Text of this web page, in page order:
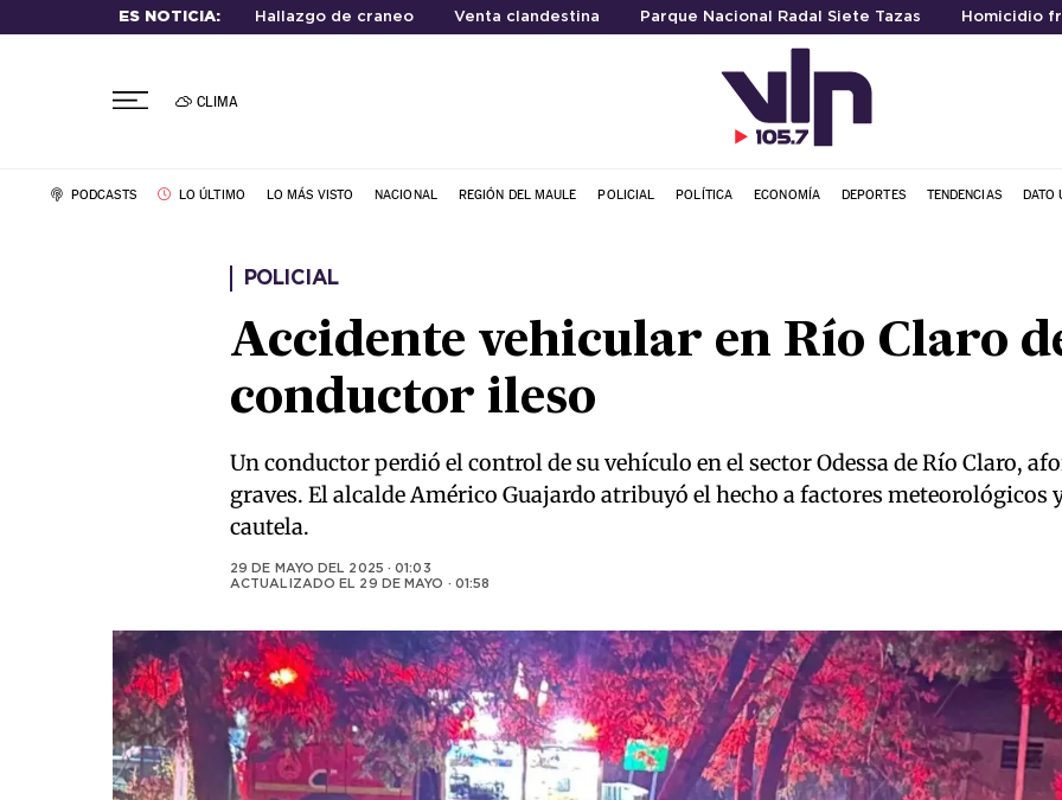
ES NOTICIA: Hallazgo de craneo Venta clandestina Parque Nacional Radal Siete Tazas Homicidio
CLIMA
PODCASTS LO ÚLTIMO LO MÁS VISTO NACIONAL REGIÓN DEL MAULE POLICIAL POLÍTICA ECONOMÍA DEPORTES TENDENCIAS DATO
POLICIAL
Accidente vehicular en Río Claro
conductor ileso
Un conductor perdió el control de su vehículo en el sector Odessa de Río Claro,
graves. El alcalde Américo Guajardo atribuyó el hecho a factores
cautela.
29 DE MAYO DEL 2025 · 01:03
ACTUALIZADO EL 29 DE MAYO · 01:58